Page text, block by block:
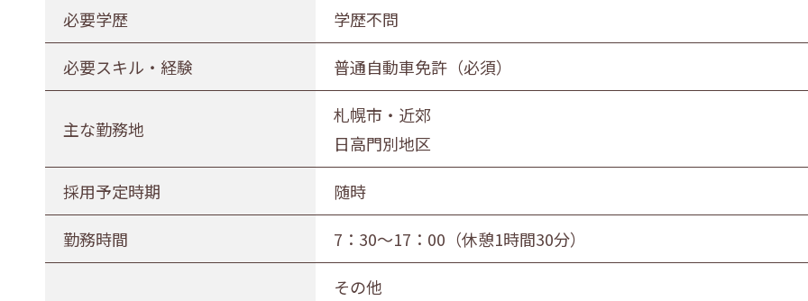
勤務形態
正社員（正職員） 公務員 団体職員
勤務地
札幌市・近郊 函館市・近郊 旭川市・近郊 釧路市・近郊 帯広市・
必要学歴 学歴不問
必要スキル・経験 普通自動車免許（必須）
主な勤務地
札幌市・近郊
日高門別地区
採用予定時期 随時
勤務時間 7：30～17：00（休憩1時間30分）
その他